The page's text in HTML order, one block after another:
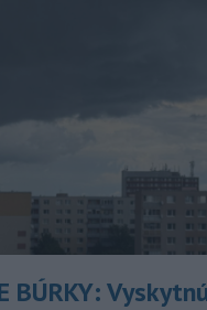
BÚRKY: